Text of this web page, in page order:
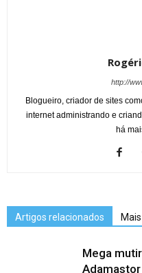
http://
Blogueiro, criador de sites
internet administrando e
há
Artigos relacionados
Mega